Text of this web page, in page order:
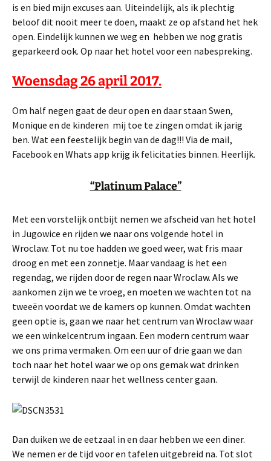
is en bied mijn excuses aan. Uiteindelijk, als ik plechtig
beloof dit nooit meer te doen, maakt ze op afstand het hek
open. Eindelijk kunnen we weg en hebben we nog gratis
geparkeerd ook. Op naar het hotel voor een nabespreking.
Woensdag 26 april 2017.
Om half negen gaat de deur open en daar staan Swen,
Monique en de kinderen mij toe te zingen omdat ik jarig
ben. Wat een feestelijk begin van de dag!!! Via de mail,
Facebook en Whats app krijg ik felicitaties binnen. Heerlijk.
“Platinum Palace”
Met een vorstelijk ontbijt nemen we afscheid van het hotel
in Jugowice en rijden we naar ons volgende hotel in
Wroclaw. Tot nu toe hadden we goed weer, wat fris maar
droog en met een zonnetje. Maar vandaag is het een
regendag, we rijden door de regen naar Wroclaw. Als we
aankomen zijn we te vroeg, en moeten we wachten tot na
tweeën voordat we de kamers op kunnen. Omdat wachten
geen optie is, gaan we naar het centrum van Wroclaw waar
we een winkelcentrum ingaan. Een modern centrum waar
we ons prima vermaken. Om een uur of drie gaan we dan
toch naar het hotel waar we op ons gemak wat drinken
terwijl de kinderen naar het wellness center gaan.
Dan duiken we de eetzaal in en daar hebben we een diner.
We nemen er de tijd voor en tafelen uitgebreid na. Tot slot